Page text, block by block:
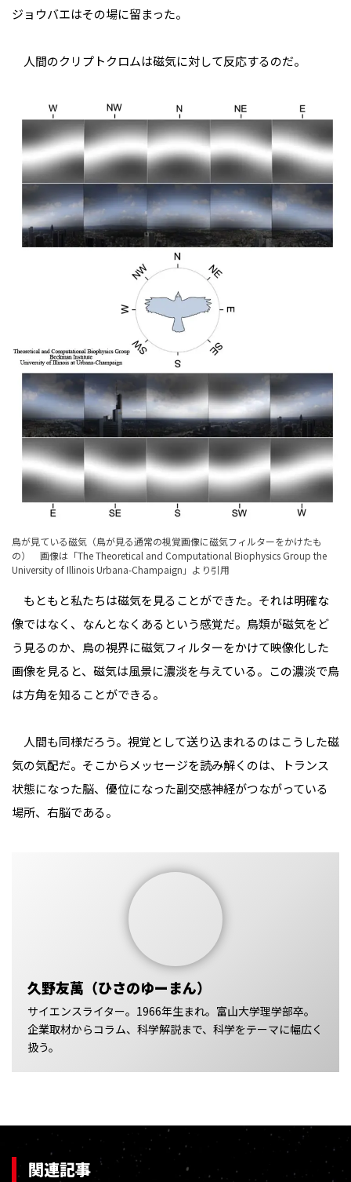
ジョウバエはその場に留まった。
人間のクリプトクロムは磁気に対して反応するのだ。
鳥が見ている磁気（鳥が見る通常の視覚画像に磁気フィルターをかけたも
の） 画像は「The Theoretical and Computational Biophysics Group the
University of Illinois Urbana-Champaign 」より引用
もともと私たちは磁気を見ることができた。それは明確な
像ではなく、なんとなくあるという感覚だ。鳥類が磁気をど
う見るのか、鳥の視界に磁気フィルターをかけて映像化した
画像を見ると、磁気は風景に濃淡を与えている。この濃淡で鳥
は方角を知ることができる。
人間も同様だろう。視覚として送り込まれるのはこうした磁
気の気配だ。そこからメッセージを読み解くのは、トランス
状態になった脳、優位になった副交感神経がつながっている
場所、右脳である。
久野友萬（ひさのゆーまん）
サイエンスライター。1966年生まれ。富山大学理学部卒。
企業取材からコラム、科学解説まで、科学をテーマに幅広く
扱う。
関連記事